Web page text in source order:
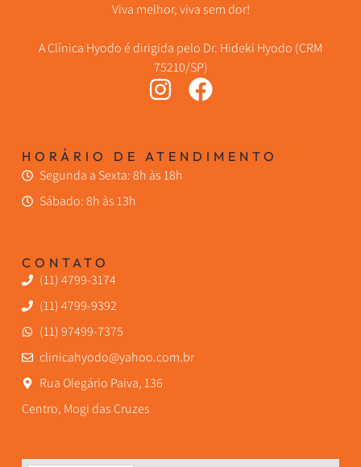
Viva melhor, viva sem dor!
A Clínica Hyodo é dirigida pelo Dr. Hideki Hyodo (CRM
75210/SP)
HORÁRIO DE ATENDIMENTO
Segunda a Sexta: 8h às 18h
Sábado: 8h às 13h
CONTATO
(11) 4799-3174
(11) 4799-9392
(11) 97499-7375
clinicahyodo@yahoo.com.br
Rua Olegário Paiva, 136
Centro, Mogi das Cruzes